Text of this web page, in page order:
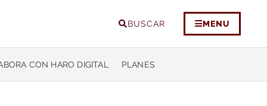
BUSCAR MENU
CON HARO DIGITAL PLANES